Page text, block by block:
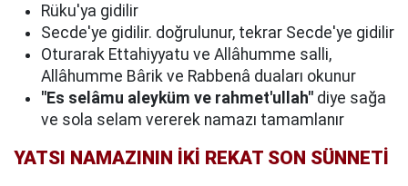
Rüku'ya gidilir
Secde'ye gidilir. doğrulunur, tekrar Secde'ye gidilir
Oturarak Ettahiyyatu ve Allâhumme salli,
Allâhumme Bârik ve Rabbenâ duaları okunur
"Es selâmu aleyküm ve rahmet'ullah" diye sağa
ve sola selam vererek namazı tamamlanır
YATSI NAMAZININ İKİ REKAT SON SÜNNETİ